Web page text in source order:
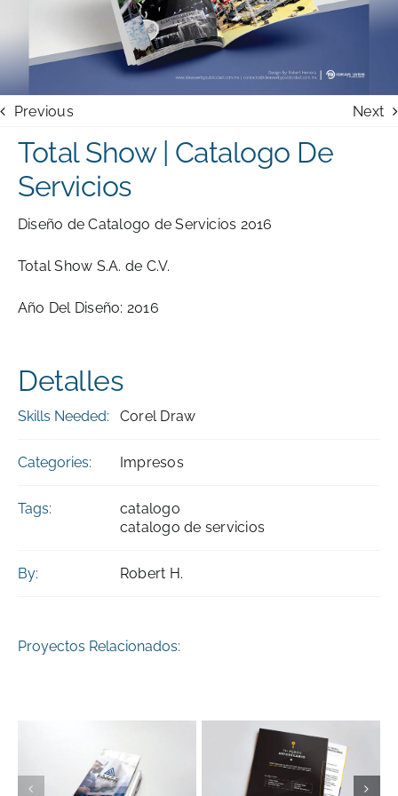
Previous Next
Total Show | Catalogo De
Servicios
Diseño de Catalogo de Servicios 2016
Total Show S.A. de C.V.
Año Del Diseño: 2016
Detalles
Skills Needed: Corel Draw
Categories: Impresos
Tags:
catalogo
catalogo de servicios
By: Robert H.
Proyectos Relacionados: